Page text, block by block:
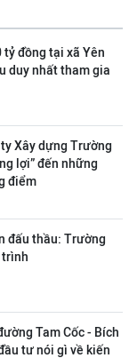
tỷ đồng tại xã Yên
duy nhất tham gia
Xây dựng Trường
lợi” đến những
điểm
đấu thầu: Trường
trình
Tam Cốc - Bích
tư nói gì về kiến